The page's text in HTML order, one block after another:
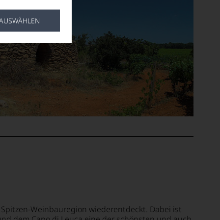
Weinbauregion wiederentdeckt. Dabei ist